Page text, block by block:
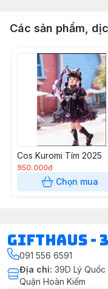
Các sản phẩm,
Cos Kuromi Tím 2025
950.000đ
Chọn mua
Gifthaus -
091 556 6591
Địa chỉ: 39D Lý
Quận Hoàn Kiếm